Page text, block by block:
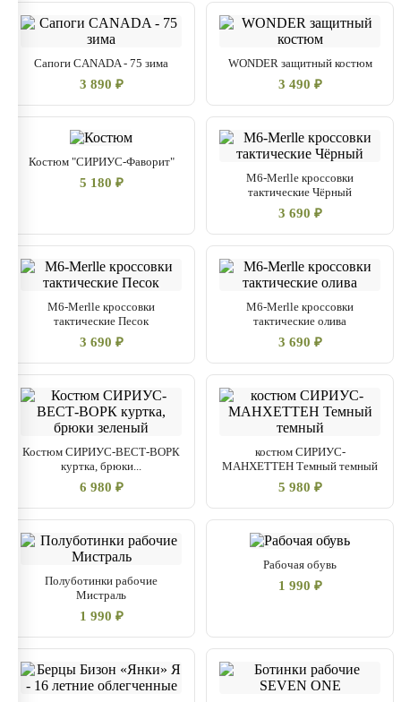
Сапоги CANADA - 75 зима
3 890 ₽
WONDER защитный костюм
3 490 ₽
Костюм "СИРИУС-Фаворит"
5 180 ₽
M6-Merlle кроссовки
тактические Чёрный
3 690 ₽
M6-Merlle кроссовки
тактические Песок
3 690 ₽
M6-Merlle кроссовки
тактические олива
3 690 ₽
Костюм СИРИУС-ВЕСТ-ВОРК
куртка, брюки...
6 980 ₽
костюм СИРИУС-
МАНХЕТТЕН Темный темный
5 980 ₽
Полуботинки рабочие
Мистраль
1 990 ₽
Рабочая обувь
1 990 ₽